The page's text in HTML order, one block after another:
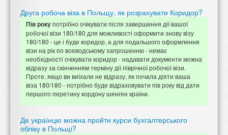
Друга робоча віза в Польщу, як розрахувати Коридор?
Пів рокупотрібно очікувати після завершення дії вашої
робочої візи 180/180 для можливості оформити знову візу
180/180 - це і буде коридор, а для подальшого оформлення
візи на рік по воеводському запрошенню - немає
необхідності очікувати коридор - надавати документи можна
відразу за скінченням терміну дії піврічної робочої візи.
Проте, якщо ви виїхали не відразу, як почала діяти ваша
віза 180/180 - потрібно буде відраховувати пів року від дати
першого перетину кордону шенген країни.
Де українцю можна пройти курси бухгалтерського
обліку в Польщі?